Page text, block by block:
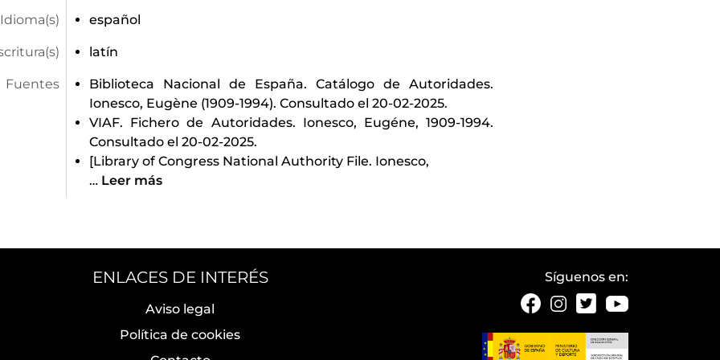
Idioma(s) español
latín
Fuentes
Biblioteca Nacional de España. Catálogo de Autoridades.
Ionesco, Eugène (1909-1994). Consultado el 20-02-2025.
VIAF. Fichero de Autoridades. Ionesco, Eugéne, 1909-1994.
Consultado el 20-02-2025.
[Library of Congress National Authority File. Ionesco,
… Leer más
ENLACES DE INTERÉS
Aviso legal
Política de cookies
Síguenos en: